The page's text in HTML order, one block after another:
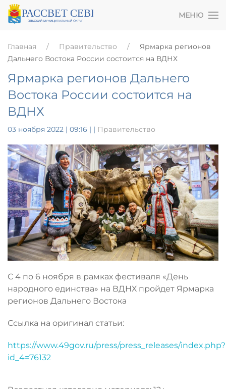
МЕНЮ
Главная Правительство
Ярмарка регионов
Дальнего Востока России состоится на ВДНХ
Ярмарка регионов Дальнего
Востока России состоится на
ВДНХ
03 ноября 2022 | 09:16 | | Правительство
С 4 по 6 ноября в рамках фестиваля «День
народного единства» на ВДНХ пройдет Ярмарка
регионов Дальнего Востока
Ссылка на оригинал статьи:
https://www.49gov.ru/press/press_releases/index.php?
id_4=76132